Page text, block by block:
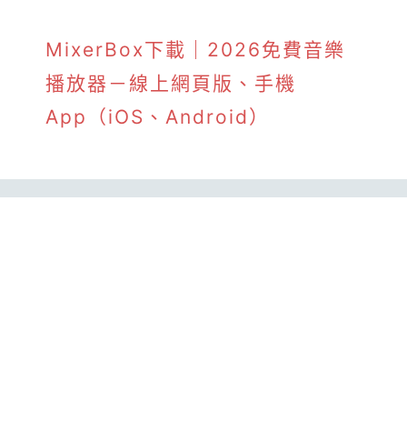
MixerBox下載｜2026免費音樂
播放器－線上網頁版、手機
App（iOS、Android）